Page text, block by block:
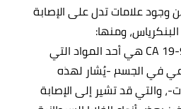
وجود علامات تدل على الإصابة
ومنها:
هي أحد المواد التي
في الجسم -يُشار لهذه
، والتي قد تشير إلى الإصابة